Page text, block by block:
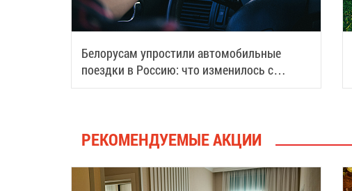
Белорусам упростили автомобильные
поездки в Россию: что изменилось с
августа
РЕКОМЕНДУЕМЫЕ АКЦИИ